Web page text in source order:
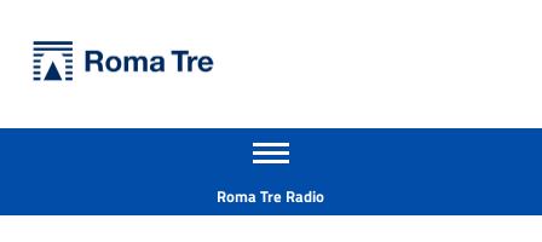
Prof.ssa PARASKEVI TAVLADORAKI ricerca - Università Roma Tre
Apri il menu secondario
Roma Tre Radio